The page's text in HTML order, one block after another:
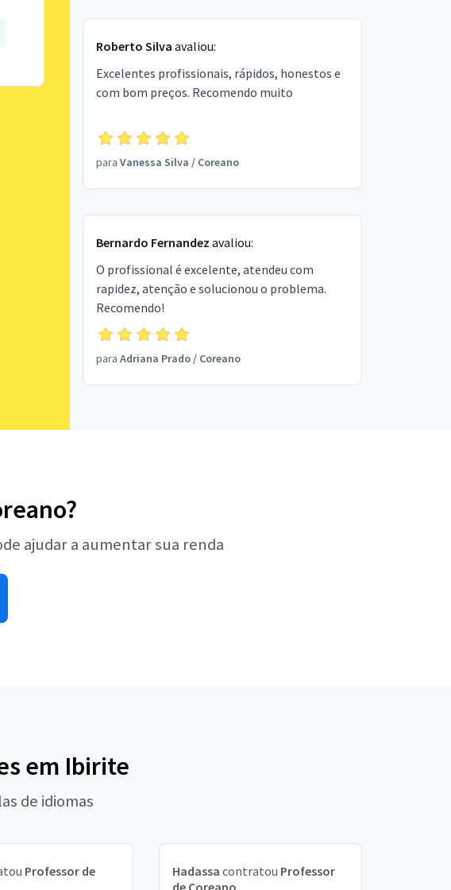
Roberto Silva avaliou:
Excelentes profissionais, rápidos, honestos e
com bom preços. Recomendo muito
para Vanessa Silva / Coreano
Bernardo Fernandez avaliou:
O profissional é excelente, atendeu com
rapidez, atenção e solucionou o problema.
Recomendo!
para Adriana Prado/ Coreano
ajudar a aumentar sua renda
em Ibirite
de idiomas
Professor de
Hadassa contratou Professor
de Coreano